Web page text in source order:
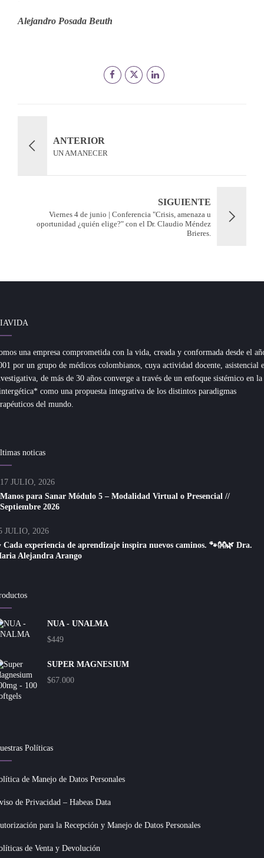
Alejandro Posada Beuth
ANTERIOR
UN AMANECER
SIGUIENTE
Viernes 4 de junio | Conferencia "Crisis, amenaza u
oportunidad ¿quién elige?" con el Dr. Claudio Méndez
Brieres.
una empresa comprometida con la vida, creada y conformada desde el
por un grupo de médicos colombianos, cuya actividad docente, asistencial e
de más de 30 años converge a través de un enfoque sistémico en la
como una propuesta integrativa de los distintos paradigmas
del mundo.
noticas
17 JULIO, 2026
Manos para Sanar Módulo 5 – Modalidad Virtual o Presencial //
Septiembre 2026
JULIO, 2026
Cada experiencia de aprendizaje inspira nuevos caminos. 🐾👐🌿 Dra.
Alejandra Arango
NUA - UNALMA
$449
SUPER MAGNESIUM
$67.000
Políticas
de Manejo de Datos Personales
de Privacidad – Habeas Data
para la Recepción y Manejo de Datos Personales
de Venta y Devolución